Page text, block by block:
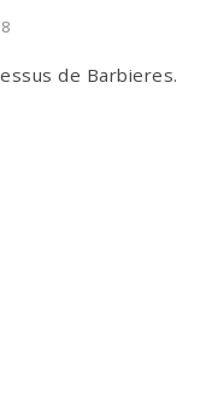
de Barbieres.